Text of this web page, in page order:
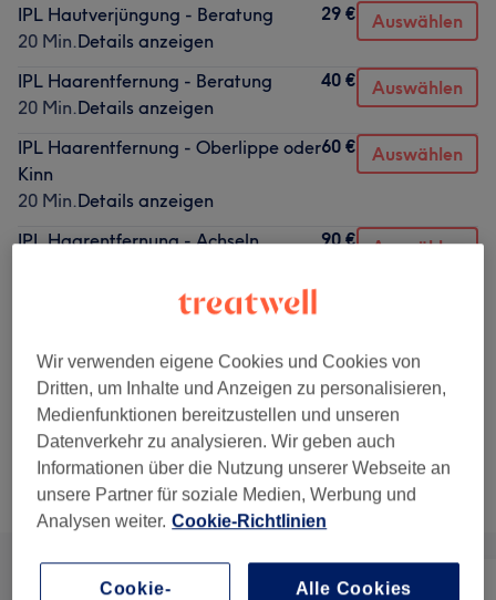
IPL Hautverjüngung - Beratung
20 Min.Details anzeigen
29 € Auswählen
IPL Haarentfernung - Beratung
20 Min.Details anzeigen
40 € Auswählen
IPL Haarentfernung - Oberlippe oder
Kinn
20 Min.Details anzeigen
60 € Auswählen
IPL Haarentfernung - Achseln
90 € Auswählen
IPL Hautverjüngung - Besenreiser -
30 Min.Details anzeigen
5 weitere passende Services anzeigen...
Nicht gefunden wonach du gesucht hast?
Alle Services
Wir verwenden eigene Cookies und Cookies von
Dritten, um Inhalte und Anzeigen zu personalisieren,
Medienfunktionen bereitzustellen und unseren
Datenverkehr zu analysieren. Wir geben auch
Informationen über die Nutzung unserer Webseite an
unsere Partner für soziale Medien, Werbung und
Analysen weiter. Cookie-Richtlinien
Cookie-
Alle Cookies